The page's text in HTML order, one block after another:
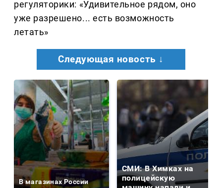
регуляторики: «Удивительное рядом, оно
уже разрешено... есть возможность
летать»
Следующая новость ↓
В магазинах России
СМИ: В Химках на
полицейскую